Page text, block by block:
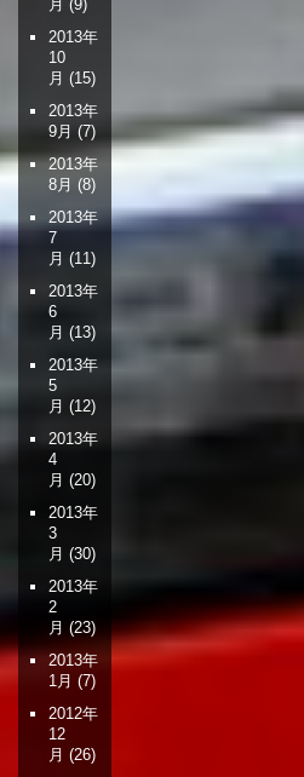
月 (9)
2013年
10
月 (15)
2013年
9月 (7)
2013年
8月 (8)
2013年
7
月 (11)
2013年
6
月 (13)
2013年
5
月 (12)
2013年
4
月 (20)
2013年
3
月 (30)
2013年
2
月 (23)
2013年
1月 (7)
2012年
12
月 (26)